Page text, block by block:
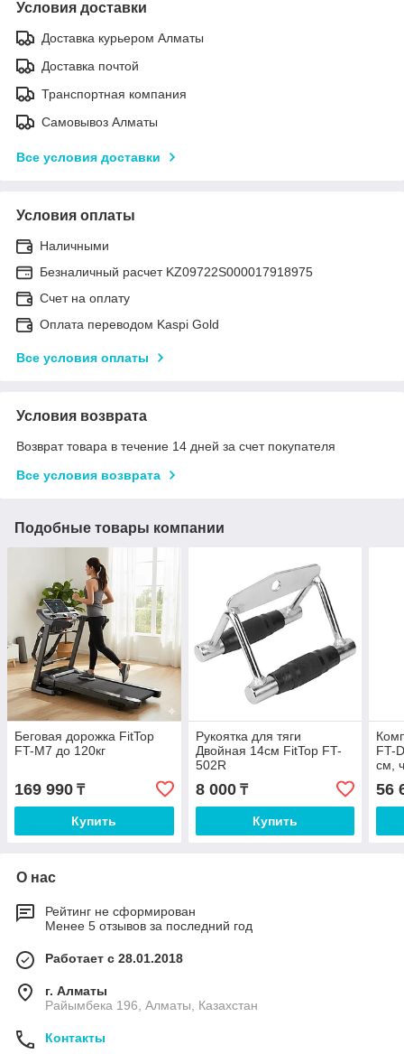
Условия доставки
Доставка курьером Алматы
Доставка почтой
Транспортная компания
Самовывоз Алматы
Все условия доставки
Условия оплаты
Наличными
Безналичный расчет KZ09722S000017918975
Счет на оплату
Оплата переводом Kaspi Gold
Все условия оплаты
Условия возврата
Возврат товара в течение 14 дней за счет покупателя
Все условия возврата
Подобные товары компании
Беговая дорожка FitTop
FT-M7 до 120кг
169 990 ₸
Купить
Рукоятка для тяги
Двойная 14см FitTop FT-
502R
8 000₸
Купить
FT-
см,
56
О нас
Рейтинг не сформирован
Менее 5 отзывов за последний год
Работает с 28.01.2018
г. Алматы
Райымбека 196, Алматы, Казахстан
Контакты